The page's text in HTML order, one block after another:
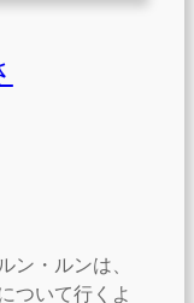
ン・ルンは、
ついて行くよ